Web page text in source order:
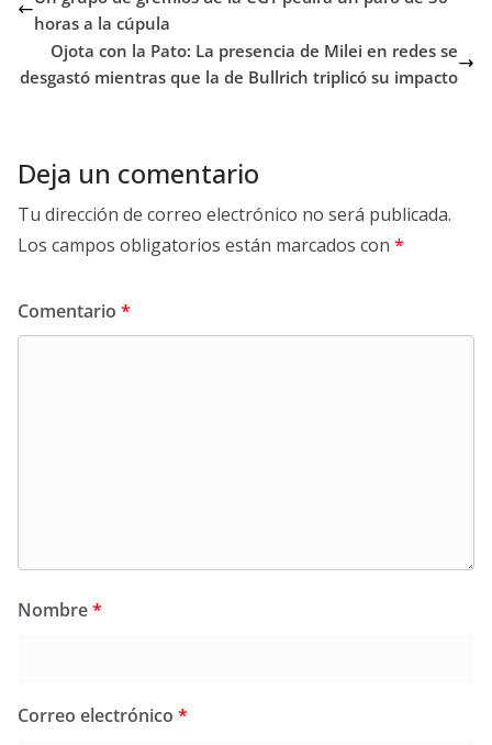
horas a la cúpula
Ojota con la Pato: La presencia de Milei en redes se
desgastó mientras que la de Bullrich triplicó su impacto
Deja un comentario
Tu dirección de correo electrónico no será publicada.
Los campos obligatorios están marcados con *
Comentario *
Nombre*
Correo electrónico *